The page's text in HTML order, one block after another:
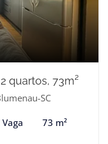
quartos, 73m²
SC
Vaga 73 m²